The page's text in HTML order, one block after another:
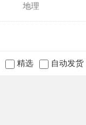
地理
精选 自动发货